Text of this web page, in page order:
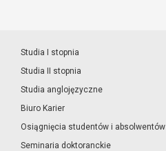
Studia I stopnia
Studia II stopnia
Studia anglojęzyczne
Biuro Karier
Osiągnięcia studentów i absolwentów
Seminaria doktoranckie